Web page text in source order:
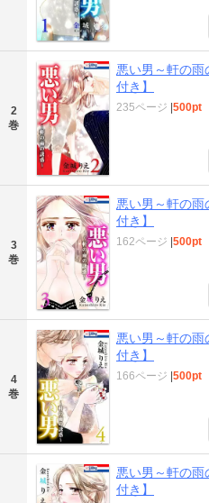
2
巻
悪い男～軒の雨
付き】
235ページ 500pt
3
巻
悪い男～軒の雨
付き】
162ページ 500pt
4
巻
悪い男～軒の雨
付き】
166ページ 500pt
悪い男～軒の雨
付き】